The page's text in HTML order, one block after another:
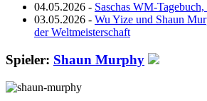
04.05.2026 - Saschas WM-
03.05.2026 - Wu Yize und Shaun
der Weltmeisterschaft
Spieler: Shaun Murphy